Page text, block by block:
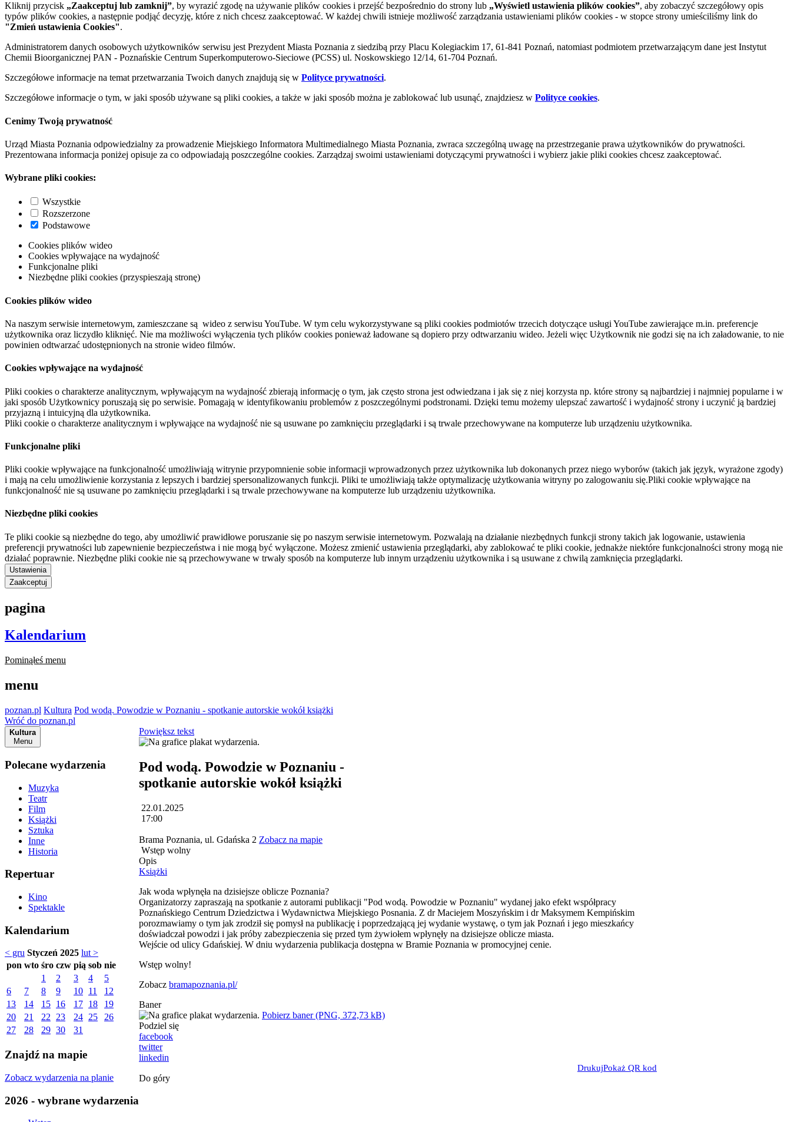
Kliknij przycisk „Zaakceptuj lub zamknij”, by wyrazić zgodę na używanie plików cookies i przejść bezpośrednio do strony lub „Wyświetl ustawienia plików cookies”, aby zobaczyć szczegółowy opis
typów plików cookies, a następnie podjąć decyzję, które z nich chcesz zaakceptować. W każdej chwili istnieje możliwość zarządzania ustawieniami plików cookies - w stopce strony umieściliśmy link do
"Zmień ustawienia Cookies".
Administratorem danych osobowych użytkowników serwisu jest Prezydent Miasta Poznania z siedzibą przy Placu Kolegiackim 17, 61-841 Poznań, natomiast podmiotem przetwarzającym dane jest Instytut
Chemii Bioorganicznej PAN - Poznańskie Centrum Superkomputerowo-Sieciowe (PCSS) ul. Noskowskiego 12/14, 61-704 Poznań.
Szczegółowe informacje na temat przetwarzania Twoich danych znajdują się w Polityce prywatności.
Szczegółowe informacje o tym, w jaki sposób używane są pliki cookies, a także w jaki sposób można je zablokować lub usunąć, znajdziesz w Polityce cookies.
Cenimy Twoją prywatność
Urząd Miasta Poznania odpowiedzialny za prowadzenie Miejskiego Informatora Multimedialnego Miasta Poznania, zwraca szczególną uwagę na przestrzeganie prawa użytkowników do prywatności.
Prezentowana informacja poniżej opisuje za co odpowiadają poszczególne cookies. Zarządzaj swoimi ustawieniami dotyczącymi prywatności i wybierz jakie pliki cookies chcesz zaakceptować.
Wybrane pliki cookies:
Wszystkie
Rozszerzone
Podstawowe
Cookies plików wideo
Cookies wpływające na wydajność
Funkcjonalne pliki
Niezbędne pliki cookies (przyspieszają stronę)
Cookies plików wideo
Na naszym serwisie internetowym, zamieszczane są wideo z serwisu YouTube. W tym celu wykorzystywane są pliki cookies podmiotów trzecich dotyczące usługi YouTube zawierające m.in. preferencje
użytkownika oraz liczydło kliknięć. Nie ma możliwości wyłączenia tych plików cookies ponieważ ładowane są dopiero przy odtwarzaniu wideo. Jeżeli więc Użytkownik nie godzi się na ich załadowanie, to nie
powinien odtwarzać udostępnionych na stronie wideo filmów.
Cookies wpływające na wydajność
Pliki cookies o charakterze analitycznym, wpływającym na wydajność zbierają informację o tym, jak często strona jest odwiedzana i jak się z niej korzysta np. które strony są najbardziej i najmniej popularne i w
jaki sposób Użytkownicy poruszają się po serwisie. Pomagają w identyfikowaniu problemów z poszczególnymi podstronami. Dzięki temu możemy ulepszać zawartość i wydajność strony i uczynić ją bardziej
przyjazną i intuicyjną dla użytkownika.
Pliki cookie o charakterze analitycznym i wpływające na wydajność nie są usuwane po zamknięciu przeglądarki i są trwale przechowywane na komputerze lub urządzeniu użytkownika.
Funkcjonalne pliki
Pliki cookie wpływające na funkcjonalność umożliwiają witrynie przypomnienie sobie informacji wprowadzonych przez użytkownika lub dokonanych przez niego wyborów (takich jak język, wyrażone zgody)
i mają na celu umożliwienie korzystania z lepszych i bardziej spersonalizowanych funkcji. Pliki te umożliwiają także optymalizację użytkowania witryny po zalogowaniu się.Pliki cookie wpływające na
funkcjonalność nie są usuwane po zamknięciu przeglądarki i są trwale przechowywane na komputerze lub urządzeniu użytkownika.
Niezbędne pliki cookies
Te pliki cookie są niezbędne do tego, aby umożliwić prawidłowe poruszanie się po naszym serwisie internetowym. Pozwalają na działanie niezbędnych funkcji strony takich jak logowanie, ustawienia
preferencji prywatności lub zapewnienie bezpieczeństwa i nie mogą być wyłączone. Możesz zmienić ustawienia przeglądarki, aby zablokować te pliki cookie, jednakże niektóre funkcjonalności strony mogą nie
działać poprawnie. Niezbędne pliki cookie nie są przechowywane w trwały sposób na komputerze lub innym urządzeniu użytkownika i są usuwane z chwilą zamknięcia przeglądarki.
Ustawienia
Zaakceptuj
pagina
Kalendarium
Pominąłeś menu
menu
poznan.pl Kultura Pod wodą. Powodzie w Poznaniu - spotkanie autorskie wokół książki
Wróć do poznan.pl
Kultura
Menu
Polecane wydarzenia
Muzyka
Teatr
Film
Książki
Sztuka
Inne
Historia
Repertuar
Kino
Spektakle
Kalendarium
< gru Styczeń 2025 lut >
pon wto śro czw pią sob nie
1
2 3 4
5
6
7 8 9 10 11
12
13
14 15 16 17 18
19
20
21 22 23 24 25
26
27
28 29 30 31
Znajdź na mapie
Zobacz wydarzenia na planie
2026 - wybrane wydarzenia
Powiększ tekst
Pod wodą. Powodzie w Poznaniu -
spotkanie autorskie wokół książki
22.01.2025
17:00
Brama Poznania, ul. Gdańska 2 Zobacz na mapie
Wstęp wolny
Opis
Książki
Jak woda wpłynęła na dzisiejsze oblicze Poznania?
Organizatorzy zapraszają na spotkanie z autorami publikacji "Pod wodą. Powodzie w Poznaniu" wydanej jako efekt współpracy
Poznańskiego Centrum Dziedzictwa i Wydawnictwa Miejskiego Posnania. Z dr Maciejem Moszyńskim i dr Maksymem Kempińskim
porozmawiamy o tym jak zrodził się pomysł na publikację i poprzedzającą jej wydanie wystawę, o tym jak Poznań i jego mieszkańcy
doświadczał powodzi i jak próby zabezpieczenia się przed tym żywiołem wpłynęły na dzisiejsze oblicze miasta.
Wejście od ulicy Gdańskiej. W dniu wydarzenia publikacja dostępna w Bramie Poznania w promocyjnej cenie.
Wstęp wolny!
Zobacz bramapoznania.pl/
Baner
Pobierz baner (PNG, 372,73 kB)
Podziel się
facebook
twitter
linkedin
DrukujPokaż QR kod
Do góry